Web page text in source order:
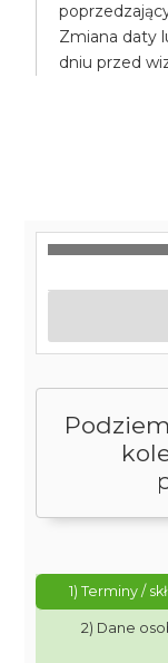
Zmiana daty
dniu przed
1) Terminy /
2) Dane